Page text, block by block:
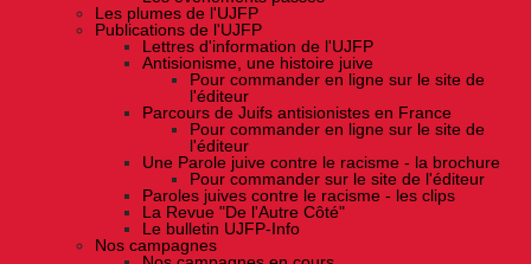
Les plumes de l'UJFP
Publications de l'UJFP
Lettres d'information de l'UJFP
Antisionisme, une histoire juive
Pour commander en ligne sur le site de
l'éditeur
Parcours de Juifs antisionistes en France
Pour commander en ligne sur le site de
l'éditeur
Une Parole juive contre le racisme - la brochure
Pour commander sur le site de l'éditeur
Paroles juives contre le racisme - les clips
La Revue "De l'Autre Côté"
Le bulletin UJFP-Info
Nos campagnes